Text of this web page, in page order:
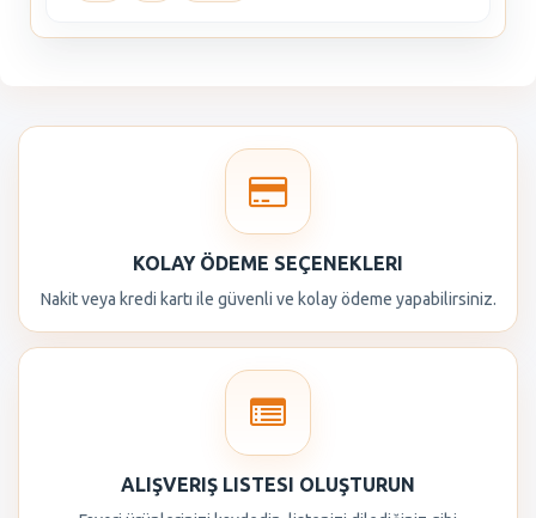
KOLAY ÖDEME SEÇENEKLERI
Nakit veya kredi kartı ile güvenli ve kolay ödeme yapabilirsiniz.
ALIŞVERIŞ LISTESI OLUŞTURUN